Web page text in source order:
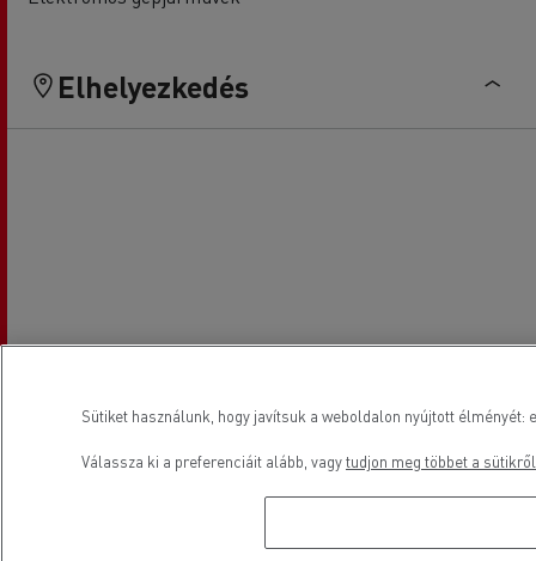
Elhelyezkedés
Sütiket használunk, hogy javítsuk a weboldalon nyújtott
Válassza ki a preferenciáit alább, vagytudjon meg többet a